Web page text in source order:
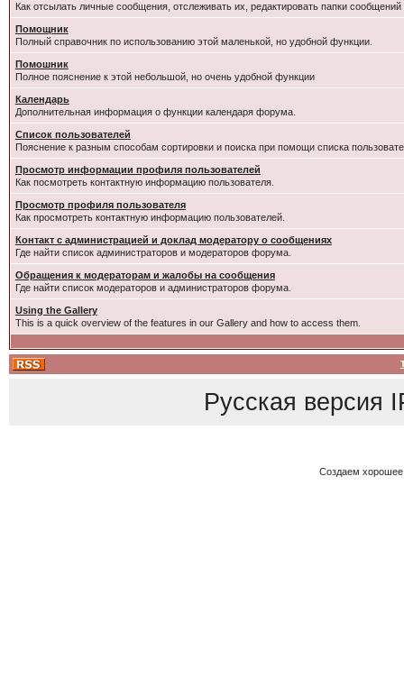
Как отсылать личные сообщения, отслеживать их, редактировать папки
Помощник
Полный справочник по использованию этой маленькой, но удобной функции.
Помошник
Полное пояснение к этой небольшой, но очень удобной функции
Календарь
Дополнительная информация о функции календаря форума.
Список пользователей
Пояснение к разным способам сортировки и поиска при помощи списка
Просмотр информации профиля пользователей
Как посмотреть контактную информацию пользователя.
Просмотр профиля пользователя
Как просмотреть контактную информацию пользователей.
Контакт с администрацией и доклад модератору о сообщениях
Где найти список администраторов и модераторов форума.
Обращения к модераторам и жалобы на сообщения
Где найти список модераторов и администраторов форума.
Using the Gallery
This is a quick overview of the features in our Gallery and how to access them.
Русская версия
Создаем